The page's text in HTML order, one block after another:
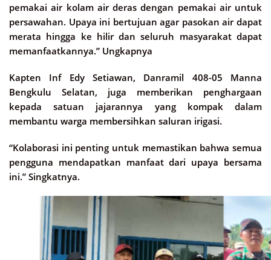
pemakai air kolam air deras dengan pemakai air untuk
persawahan. Upaya ini bertujuan agar pasokan air dapat
merata hingga ke hilir dan seluruh masyarakat dapat
memanfaatkannya.” Ungkapnya
Kapten Inf Edy Setiawan, Danramil 408-05 Manna
Bengkulu Selatan, juga memberikan penghargaan
kepada satuan jajarannya yang kompak dalam
membantu warga membersihkan saluran irigasi.
“Kolaborasi ini penting untuk memastikan bahwa semua
pengguna mendapatkan manfaat dari upaya bersama
ini.” Singkatnya.